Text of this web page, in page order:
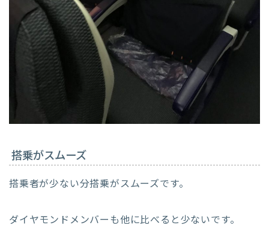
搭乗がスムーズ
搭乗者が少ない分搭乗がスムーズです。
ダイヤモンドメンバーも他に比べると少ないです。